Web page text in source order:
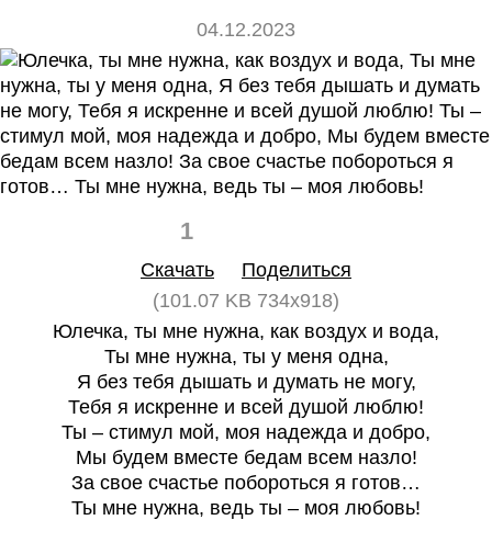
04.12.2023
1
Скачать
Поделиться
(101.07 KB 734x918)
Юлечка, ты мне нужна, как воздух и вода,
Ты мне нужна, ты у меня одна,
Я без тебя дышать и думать не могу,
Тебя я искренне и всей душой люблю!
Ты – стимул мой, моя надежда и добро,
Мы будем вместе бедам всем назло!
За свое счастье побороться я готов…
Ты мне нужна, ведь ты – моя любовь!